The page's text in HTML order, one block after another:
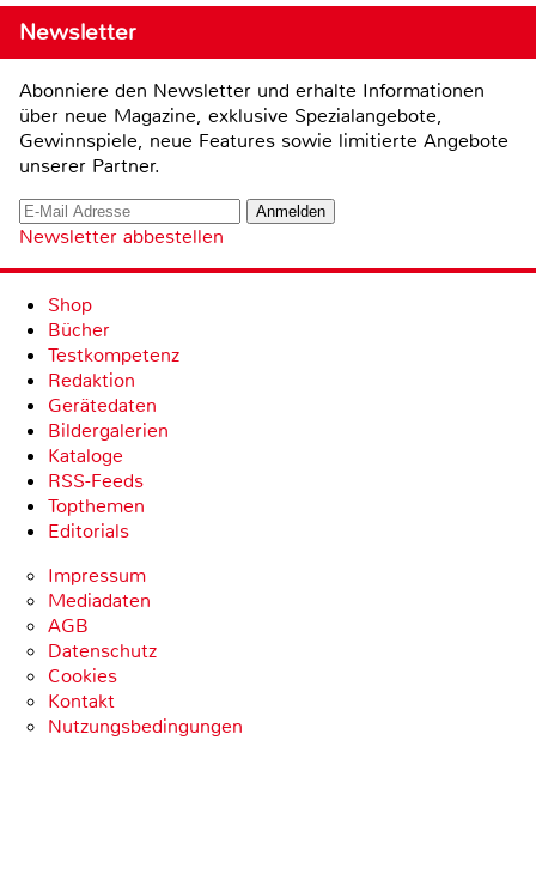
Newsletter
Abonniere den Newsletter und erhalte Informationen
über neue Magazine, exklusive Spezialangebote,
Gewinnspiele, neue Features sowie limitierte Angebote
unserer Partner.
Newsletter abbestellen
Shop
Bücher
Testkompetenz
Redaktion
Gerätedaten
Bildergalerien
Kataloge
RSS-Feeds
Topthemen
Editorials
Impressum
Mediadaten
AGB
Datenschutz
Cookies
Kontakt
Nutzungsbedingungen